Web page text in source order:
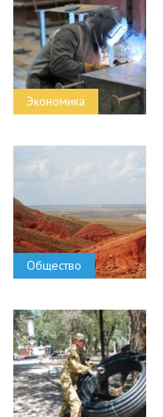
Экономика
Общество